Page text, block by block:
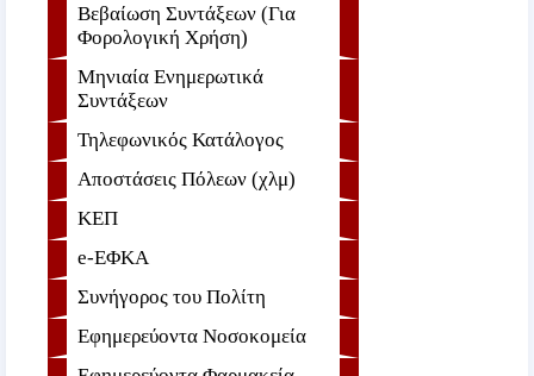
Βεβαίωση Συντάξεων (Για
Φορολογική Χρήση)
Μηνιαία Ενημερωτικά
Συντάξεων
Τηλεφωνικός Κατάλογος
Αποστάσεις Πόλεων (χλμ)
ΚΕΠ
e-ΕΦKA
Συνήγορος του Πολίτη
Εφημερεύοντα Νοσοκομεία